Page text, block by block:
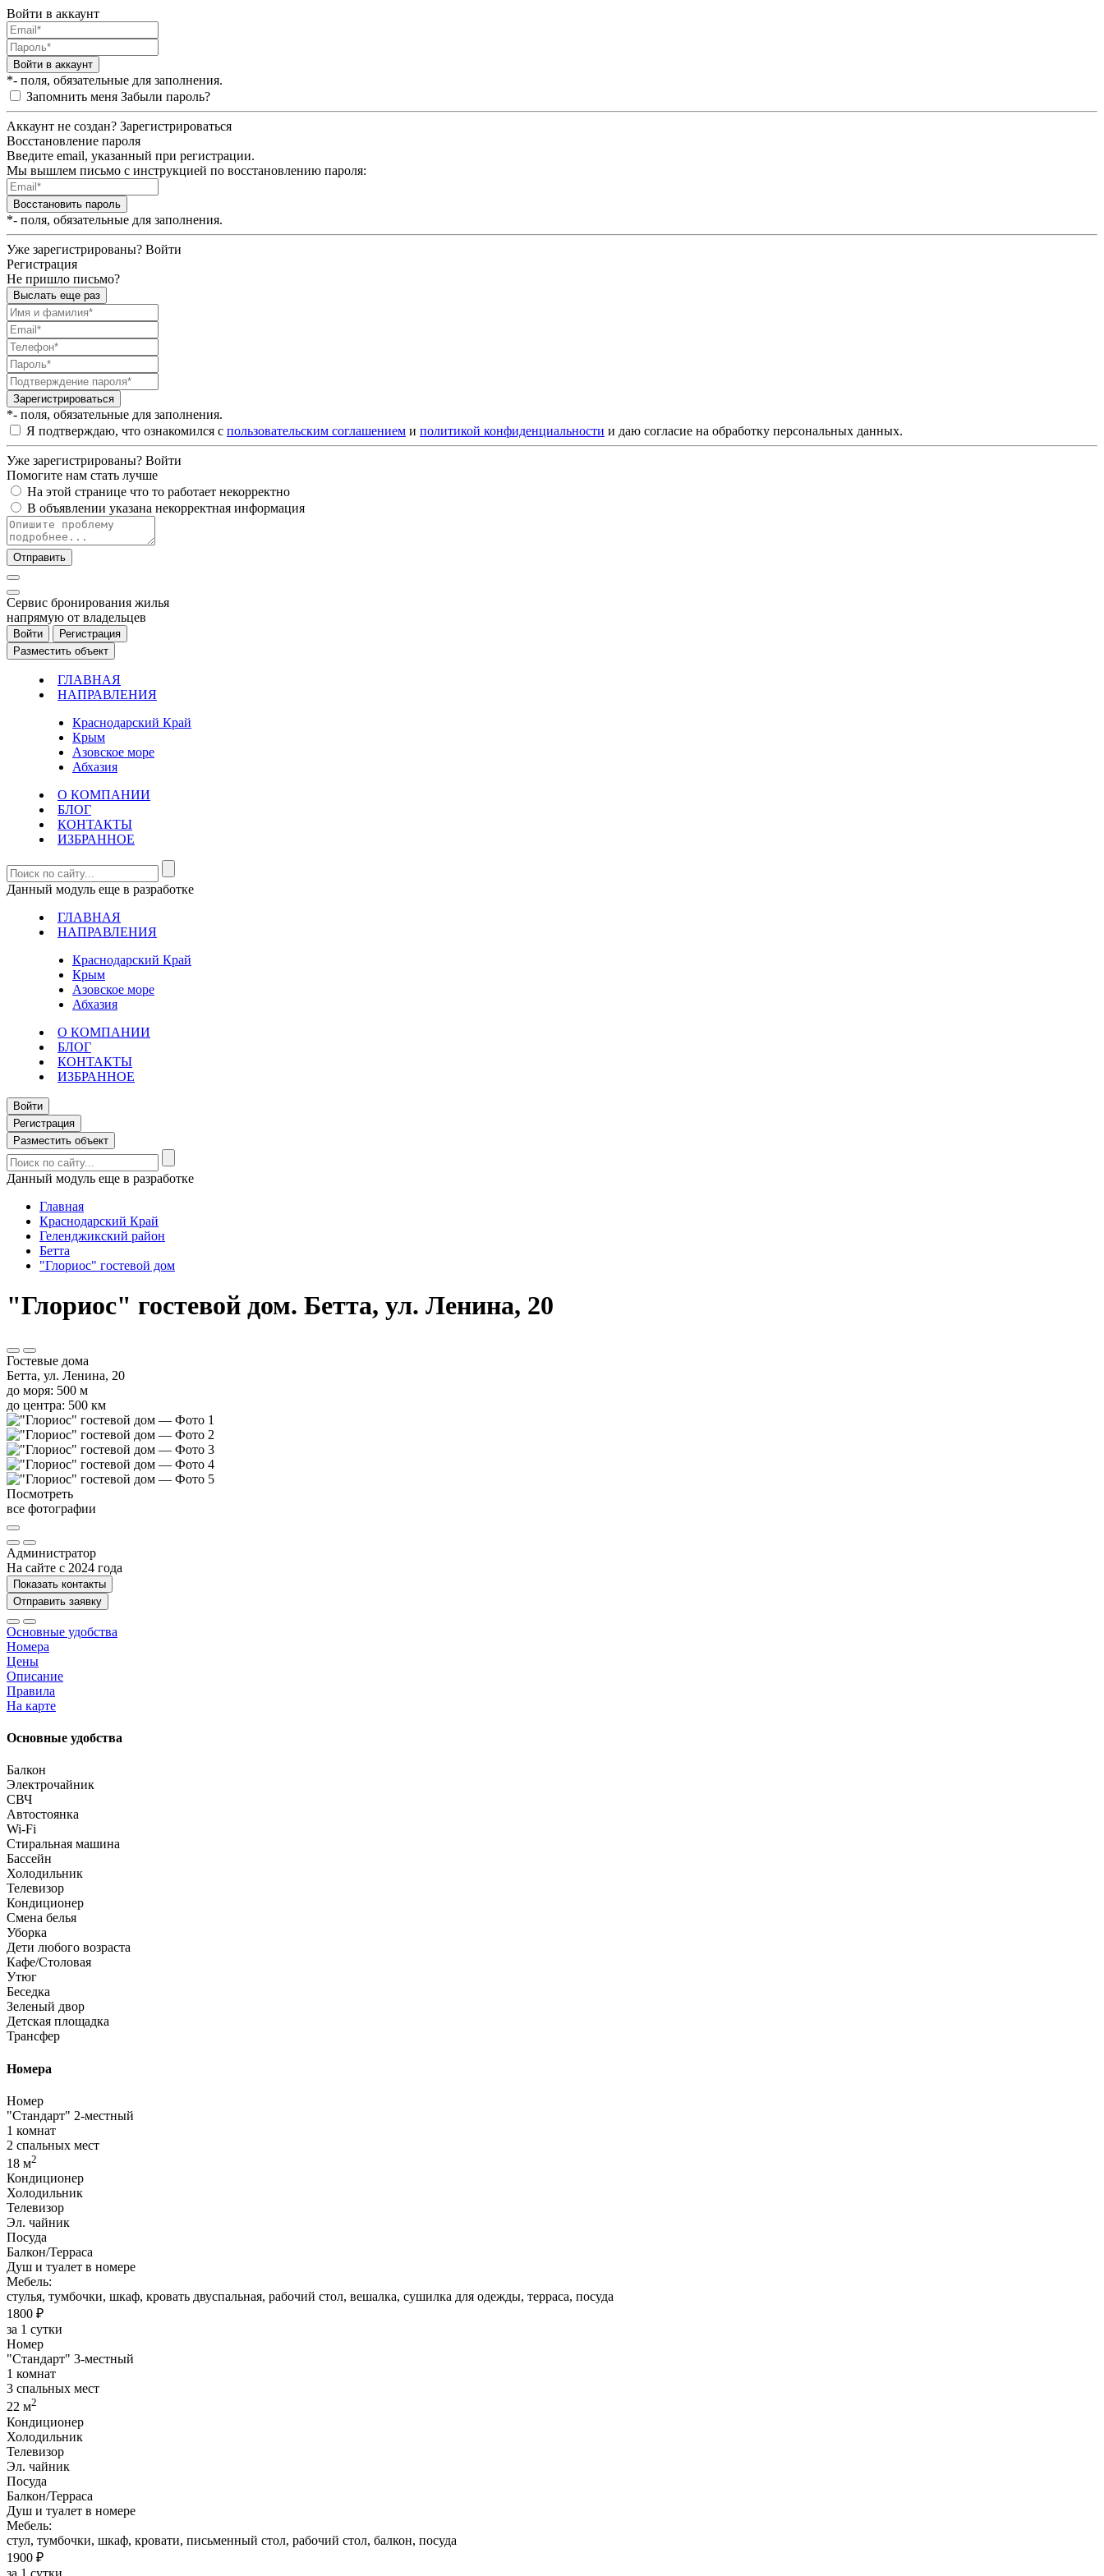
Войти в аккаунт
Войти в аккаунт
*- поля, обязательные для заполнения.
Запомнить меня Забыли пароль?
Аккаунт не создан? Зарегистрироваться
Восстановление пароля
Введите email, указанный при регистрации.
Мы вышлем письмо с инструкцией по восстановлению пароля:
Восстановить пароль
*- поля, обязательные для заполнения.
Уже зарегистрированы? Войти
Регистрация
Не пришло письмо?
Выслать еще раз
Зарегистрироваться
*- поля, обязательные для заполнения.
Я подтверждаю, что ознакомился с пользовательским соглашением и политикой конфиденциальности и даю согласие на обработку персональных данных.
Уже зарегистрированы? Войти
Помогите нам стать лучше
На этой странице что то работает некорректно
В объявлении указана некорректная информация
Отправить
Cервис бронирования жилья
напрямую от владельцев
Войти
Регистрация
Разместить объект
ГЛАВНАЯ
НАПРАВЛЕНИЯ
Краснодарский Край
Крым
Азовское море
Абхазия
О КОМПАНИИ
БЛОГ
КОНТАКТЫ
ИЗБРАННОЕ
Данный модуль еще в разработке
ГЛАВНАЯ
НАПРАВЛЕНИЯ
Краснодарский Край
Крым
Азовское море
Абхазия
О КОМПАНИИ
БЛОГ
КОНТАКТЫ
ИЗБРАННОЕ
Войти
Регистрация
Разместить объект
Данный модуль еще в разработке
Главная
Краснодарский Край
Геленджикский район
Бетта
"Глориос" гостевой дом
"Глориос" гостевой дом. Бетта, ул. Ленина, 20
Гостевые дома
Бетта, ул. Ленина, 20
до моря: 500 м
до центра: 500 км
Посмотреть
все фотографии
Администратор
На сайте с 2024 года
Показать контакты
Отправить заявку
Основные удобства
Номера
Цены
Описание
Правила
На карте
Основные удобства
Балкон
Электрочайник
СВЧ
Автостоянка
Wi-Fi
Стиральная машина
Бассейн
Холодильник
Телевизор
Кондиционер
Смена белья
Уборка
Дети любого возраста
Кафе/Столовая
Утюг
Беседка
Зеленый двор
Детская площадка
Трансфер
Номера
Номер
"Стандарт" 2-местный
1 комнат
2 спальных мест
18 м2
Кондиционер
Холодильник
Телевизор
Эл. чайник
Посуда
Балкон/Терраса
Душ и туалет в номере
Мебель:
стулья, тумбочки, шкаф, кровать двуспальная, рабочий стол, вешалка, сушилка для одежды, терраса, посуда
1800 ₽
за 1 сутки
Номер
"Стандарт" 3-местный
1 комнат
3 спальных мест
22 м2
Кондиционер
Холодильник
Телевизор
Эл. чайник
Посуда
Балкон/Терраса
Душ и туалет в номере
Мебель:
стул, тумбочки, шкаф, кровати, письменный стол, рабочий стол, балкон, посуда
1900 ₽
за 1 сутки